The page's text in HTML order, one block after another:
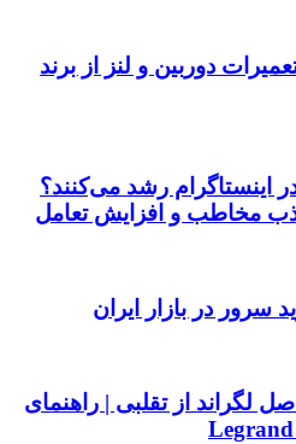
دوربین و لنز از برند
اینستاگرام رشد می‌کنند؟
مخاطب و افزایش تعامل
سرور در بازار ایران
از تقلبی | راهنمای